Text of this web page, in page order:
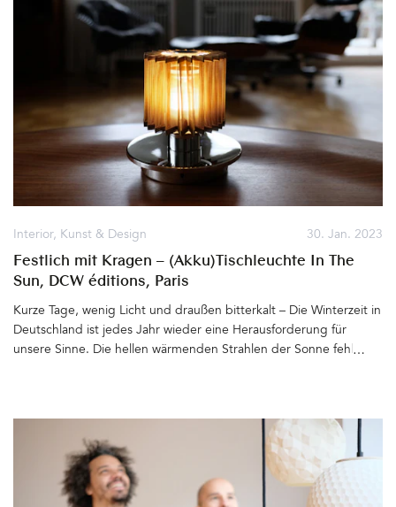
Handwerk begreift. Sie arbeiten alle erfolgreich in eigenen
Studios oder Werkstätten und sind mit viel Herzblut in ganz
unterschiedlichen Gestaltungsbereichen tätig. Ob mit Glas, Holz,
Stoff, Metall oder Ton – die Wertschätzung für das verwendete
Material, die Erhaltung traditioneller Handwerkstechniken und das
verantwortungsvolle Produzieren einzigartiger und langlebiger
Produkte stehen bei MATTER of COURSE ganz oben. Wenn sich
also elf mal geballte Designpower zusammentut, wird ganz sicher
positive Energie frei gesetzt. Durch Erfahrungsaustausch und das
Vernetzen entstehen neue Ideen, die aus dem Kollektiv hinaus in
die große weite Welt des Designs und der Handwerkskunst
30. Jan. 2023
Interior, Kunst & Design
Festlich mit Kragen – (Akku)Tischleuchte In The
Sun, DCW éditions, Paris
Kurze Tage, wenig Licht und draußen bitterkalt – Die Winterzeit in
Deutschland ist jedes Jahr wieder eine Herausforderung für
unsere Sinne. Die hellen wärmenden Strahlen der Sonne fehlen